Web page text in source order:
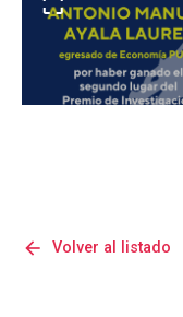
arrow_back Volver al listado